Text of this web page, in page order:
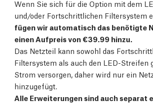
Wenn Sie sich für die Option mit dem
und/oder Fortschrittlichen Filtersystem
fügen wir automatisch das benötigte
einen Aufpreis von €39.99 hinzu.
Das Netzteil kann sowohl das
Filtersystem als auch den LED-Streifen
Strom versorgen, daher wird nur ein
hinzugefügt.
Alle Erweiterungen sind auch separat